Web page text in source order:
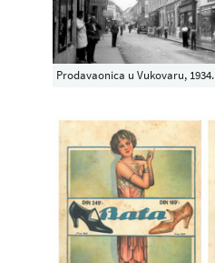
Prodavaonica u Vukovaru, 1934.